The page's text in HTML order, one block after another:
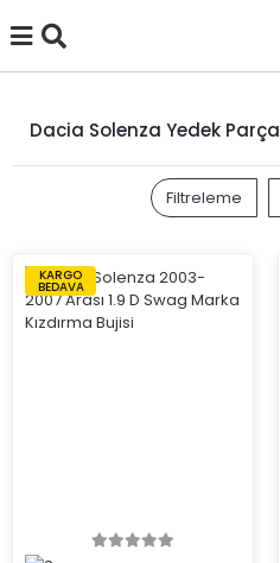
Dacia Solenza Yedek Parça
Filtreleme
KARGO
BEDAVA